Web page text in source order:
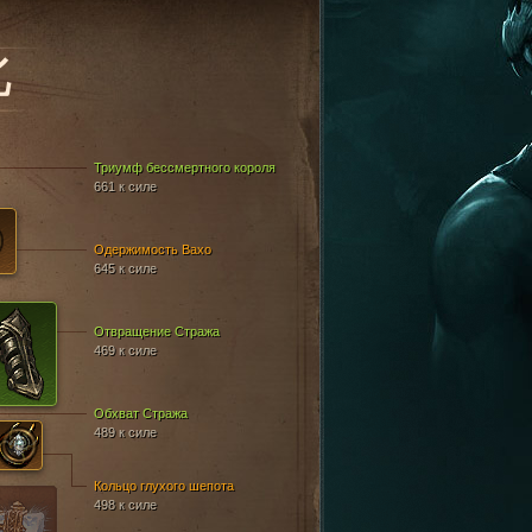
Триумф бессмертного короля
661 к силе
Отвращение Стража
469 к силе
Обхват Стража
489 к силе
Кольцо глухого шепота
498 к силе
Одержимость Вахо
645 к силе